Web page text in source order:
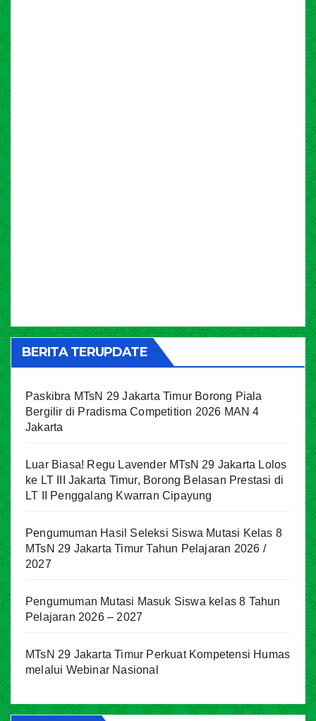
BERITA TERUPDATE
Paskibra MTsN 29 Jakarta Timur Borong Piala
Bergilir di Pradisma Competition 2026 MAN 4
Jakarta
Luar Biasa! Regu Lavender MTsN 29 Jakarta Lolos
ke LT III Jakarta Timur, Borong Belasan Prestasi di
LT II Penggalang Kwarran Cipayung
Pengumuman Hasil Seleksi Siswa Mutasi Kelas 8
MTsN 29 Jakarta Timur Tahun Pelajaran 2026 /
2027
Pengumuman Mutasi Masuk Siswa kelas 8 Tahun
Pelajaran 2026 – 2027
MTsN 29 Jakarta Timur Perkuat Kompetensi Humas
melalui Webinar Nasional